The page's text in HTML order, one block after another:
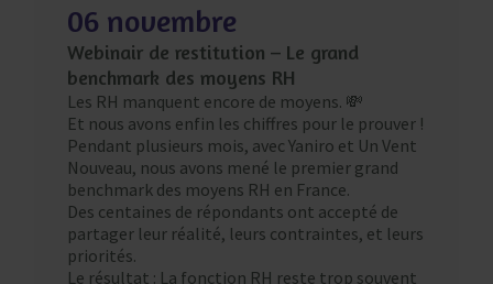
06 novembre
Webinair de restitution – Le grand
benchmark des moyens RH
Les RH manquent encore de moyens. 💸
Et nous avons enfin les chiffres pour le prouver !
Pendant plusieurs mois, avec Yaniro et Un Vent
Nouveau, nous avons mené le premier grand
benchmark des moyens RH en France.
Des centaines de répondants ont accepté de
partager leur réalité, leurs contraintes, et leurs
priorités.
Le résultat : La fonction RH reste trop souvent